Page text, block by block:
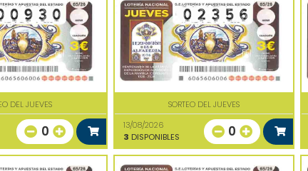
DEL JUEVES
0
SORTEO DEL JUEVES
13/08/2026
3 DISPONIBLES 0